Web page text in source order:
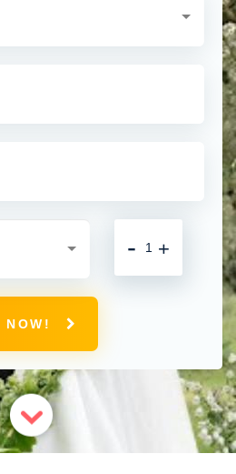
+
-
NOW!